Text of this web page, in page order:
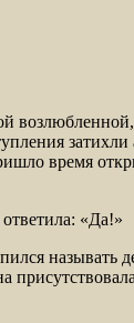
время
«Да!»
называть